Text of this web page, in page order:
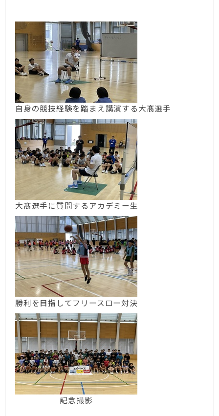
自身の競技経験を踏まえ講演する大髙選手
大髙選手に質問するアカデミー生
勝利を目指してフリースロー対決
記念撮影